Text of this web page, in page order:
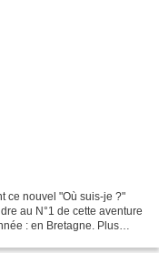
ce nouvel "Où suis-je ?"
au N°1 de cette aventure
: en Bretagne. Plus